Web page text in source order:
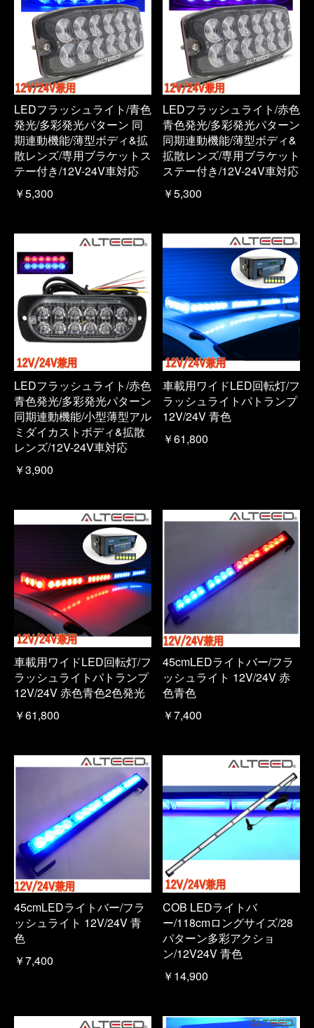
LEDフラッシュライト/青色
発光/多彩発光パターン 同
期連動機能/薄型ボディ&拡
散レンズ/専用ブラケットス
テー付き/12V-24V車対応
￥5,300
LEDフラッシュライト/赤色
青色発光/多彩発光パターン
同期連動機能/薄型ボディ&
拡散レンズ/専用ブラケット
ステー付き/12V-24V車対応
￥5,300
LEDフラッシュライト/赤色
青色発光/多彩発光パターン
同期連動機能/小型薄型アル
ミダイカストボディ&拡散
レンズ/12V-24V車対応
￥3,900
車載用ワイドLED回転灯/フ
ラッシュライトパトランプ
12V/24V 青色
￥61,800
車載用ワイドLED回転灯/フ
ラッシュライトパトランプ
12V/24V 赤色青色2色発光
￥61,800
45cmLEDライトバー/フラ
ッシュライト 12V/24V 赤
色青色
￥7,400
45cmLEDライトバー/フラ
ッシュライト 12V/24V 青
色
￥7,400
COB LEDライトバ
ー/118cmロングサイズ/28
パターン多彩アクショ
ン/12V24V 青色
￥14,900